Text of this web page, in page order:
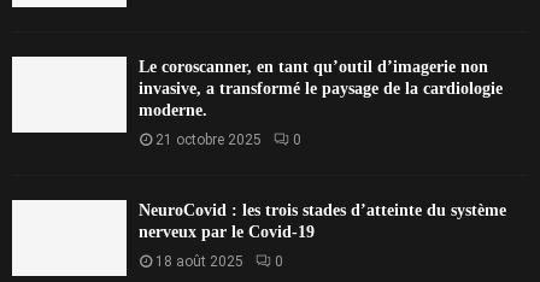
Le coroscanner, en tant qu’outil d’imagerie non
invasive, a transformé le paysage de la cardiologie
moderne.
21 octobre 2025 0
NeuroCovid : les trois stades d’atteinte du système
nerveux par le Covid-19
18 août 2025 0